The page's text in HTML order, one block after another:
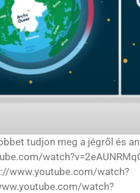
tudjon meg a jégről és
www.youtube.com/watch?
watch?